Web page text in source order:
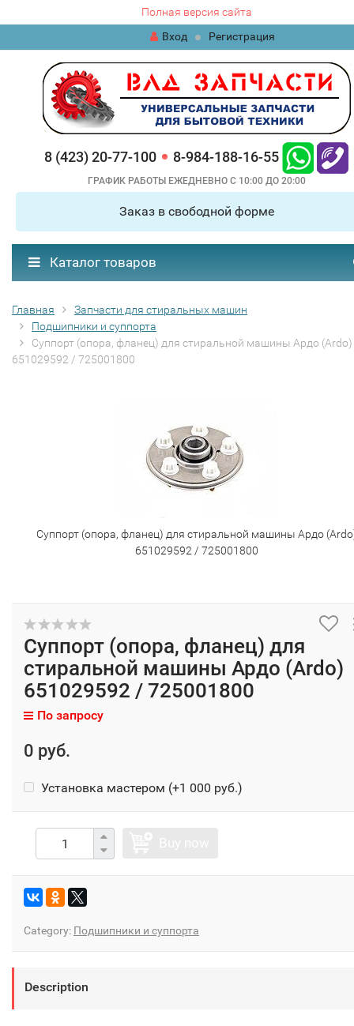
Полная версия сайта
Вход
Регистрация
8 (423) 20-77-100 8-984-188-16-55
ГРАФИК РАБОТЫ ЕЖЕДНЕВНО С 10:00 ДО 20:00
Заказ в свободной форме
Каталог товаров
Главная
Запчасти для стиральных машин
Подшипники и суппорта
Суппорт (опора, фланец) для стиральной машины Ардо (Ardo)
651029592 / 725001800
Суппорт (опора, фланец) для стиральной машины Ардо
651029592 / 725001800
Суппорт (опора, фланец) для
стиральной машины Ардо (Ardo)
651029592 / 725001800
По запросу
0 руб.
Установка мастером (+1 000 руб.)
Category: Подшипники и суппорта
Description